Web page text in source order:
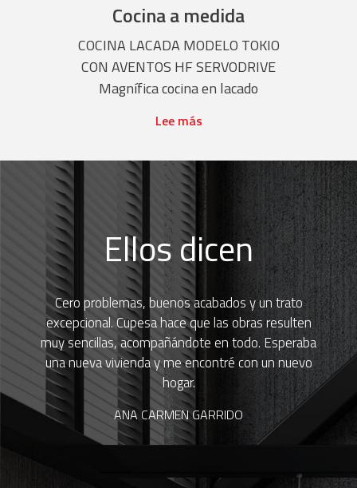
Cocina a medida
COCINA LACADA MODELO TOKIO
CON AVENTOS HF SERVODRIVE
Magnífica cocina en lacado
Lee más
Ellos dicen
Cero problemas, buenos acabados y un trato
excepcional. Cupesa hace que las obras resulten
muy sencillas, acompañándote en todo. Esperaba
una nueva vivienda y me encontré con un nuevo
hogar.
ANA CARMEN GARRIDO